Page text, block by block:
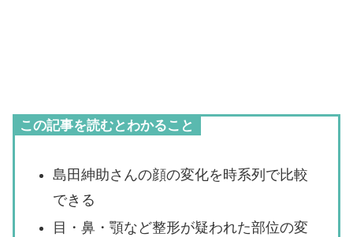
この記事を読むとわかること
島田紳助さんの顔の変化を時系列で比較
できる
目・鼻・顎など整形が疑われた部位の変